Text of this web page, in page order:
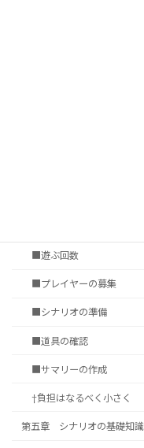
■遊ぶ回数
■プレイヤーの募集
■シナリオの準備
■道具の確認
■サマリーの作成
†負担はなるべく小さく
第五章 シナリオの基礎知識